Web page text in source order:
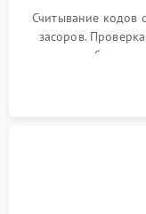
Считывание кодов
засоров.
жалоб на